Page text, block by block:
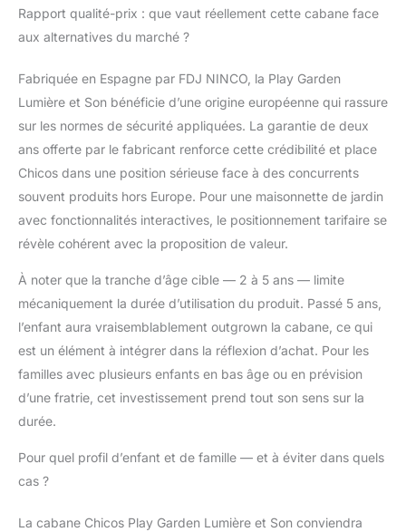
Rapport qualité-prix : que vaut réellement cette cabane face
aux alternatives du marché ?
Fabriquée en Espagne par FDJ NINCO, la Play Garden
Lumière et Son bénéficie d’une origine européenne qui rassure
sur les normes de sécurité appliquées. La garantie de deux
ans offerte par le fabricant renforce cette crédibilité et place
Chicos dans une position sérieuse face à des concurrents
souvent produits hors Europe. Pour une maisonnette de jardin
avec fonctionnalités interactives, le positionnement tarifaire se
révèle cohérent avec la proposition de valeur.
À noter que la tranche d’âge cible — 2 à 5 ans — limite
mécaniquement la durée d’utilisation du produit. Passé 5 ans,
l’enfant aura vraisemblablement outgrown la cabane, ce qui
est un élément à intégrer dans la réflexion d’achat. Pour les
familles avec plusieurs enfants en bas âge ou en prévision
d’une fratrie, cet investissement prend tout son sens sur la
durée.
Pour quel profil d’enfant et de famille — et à éviter dans quels
cas ?
La cabane Chicos Play Garden Lumière et Son conviendra